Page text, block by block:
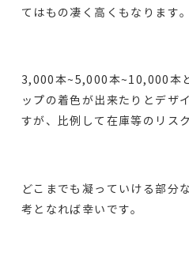
てはもの凄く高くもなります。
3,000本~5,000本~10,000本
ップの着色が出来たりとデザ
すが、比例して在庫等のリス
どこまでも凝っていける部分
考となれば幸いです。